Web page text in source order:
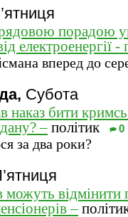
порадою
електроенергії -
вперед до
Субота
наказ бити
– політик 0
за два роки?
можуть відмінити
–